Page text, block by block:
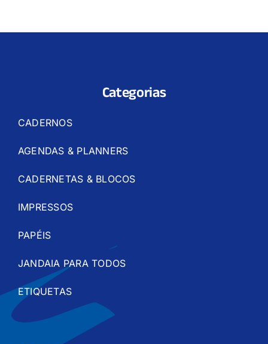
Categorias
CADERNOS
AGENDAS & PLANNERS
CADERNETAS & BLOCOS
IMPRESSOS
PAPÉIS
JANDAIA PARA TODOS
ETIQUETAS